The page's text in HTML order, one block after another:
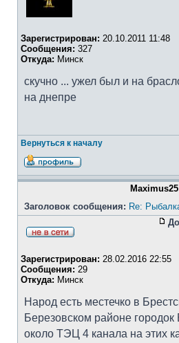
Зарегистрирован: 20.10.2011 11:48
Сообщения: 327
Откуда: Минск
скучно ... ужел был и на
на днепре
Вернуться к началу
Maximus25
Заголовок сообщения: Re:
Зарегистрирован: 28.02.2016 22:55
Сообщения: 29
Откуда: Минск
Народ есть местечко в
Березовском районе городок
около ТЭЦ 4 канала на этих